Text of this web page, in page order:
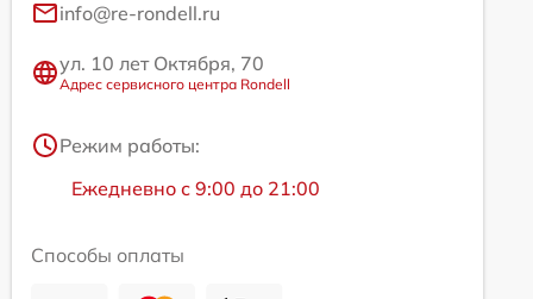
info@re-rondell.ru
ул. 10 лет Октября, 70
Адрес сервисного центра Rondell
Режим работы:
Ежедневно с 9:00 до 21:00
Способы оплаты